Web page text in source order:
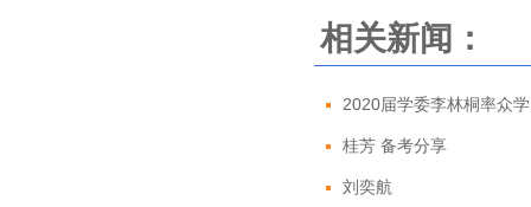
相关新闻：
2020届学委李林桐率众
桂芳 备考分享
刘奕航